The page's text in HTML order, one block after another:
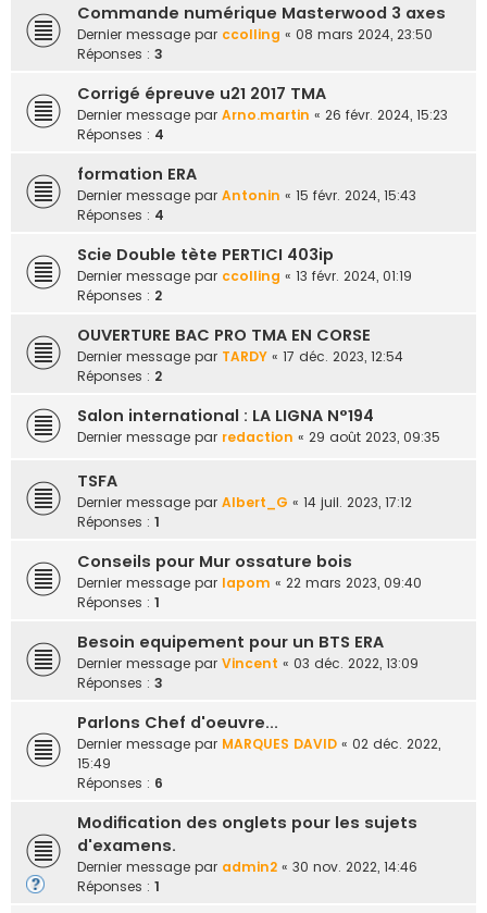
Commande numérique Masterwood 3 axes
Dernier message par ccolling « 08 mars 2024, 23:50
Réponses : 3
Corrigé épreuve u21 2017 TMA
Dernier message par Arno.martin « 26 févr. 2024, 15:23
Réponses : 4
formation ERA
Dernier message par Antonin « 15 févr. 2024, 15:43
Réponses : 4
Scie Double tète PERTICI 403ip
Dernier message par ccolling « 13 févr. 2024, 01:19
Réponses : 2
OUVERTURE BAC PRO TMA EN CORSE
Dernier message par TARDY « 17 déc. 2023, 12:54
Réponses : 2
Salon international : LA LIGNA N°194
Dernier message par redaction « 29 août 2023, 09:35
TSFA
Dernier message par Albert_G « 14 juil. 2023, 17:12
Réponses : 1
Conseils pour Mur ossature bois
Dernier message par lapom « 22 mars 2023, 09:40
Réponses : 1
Besoin equipement pour un BTS ERA
Dernier message par Vincent « 03 déc. 2022, 13:09
Réponses : 3
Parlons Chef d'oeuvre...
Dernier message par MARQUES DAVID « 02 déc. 2022,
15:49
Réponses : 6
Modification des onglets pour les sujets
d'examens.
Dernier message par admin2 « 30 nov. 2022, 14:46
Réponses : 1